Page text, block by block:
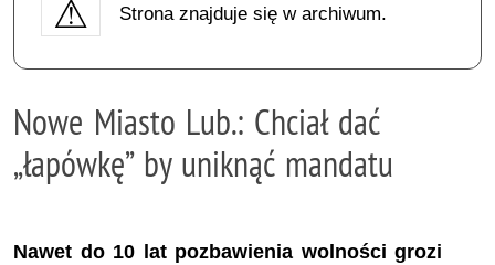
Strona znajduje się w archiwum.
Nowe Miasto Lub.: Chciał dać
„łapówkę” by uniknąć mandatu
Nawet do 10 lat pozbawienia wolności grozi